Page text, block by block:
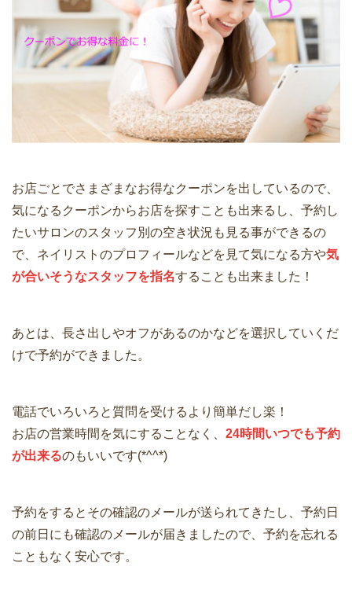
お店ごとでさまざまなお得なクーポンを出しているので、
気になるクーポンからお店を探すことも出来るし、予約し
たいサロンのスタッフ別の空き状況も見る事ができるの
で、ネイリストのプロフィールなどを見て気になる方や気
が合いそうなスタッフを指名することも出来ました！
あとは、長さ出しやオフがあるのかなどを選択していくだ
けで予約ができました。
電話でいろいろと質問を受けるより簡単だし楽！
お店の営業時間を気にすることなく、 24時間いつでも予約
が出来るのもいいです(*^^*)
予約をするとその確認のメールが送られてきたし、予約日
の前日にも確認のメールが届きましたので、予約を忘れる
こともなく安心です。